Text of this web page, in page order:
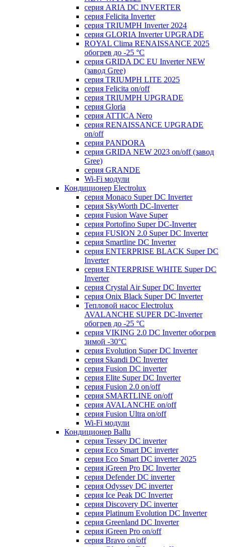
серия ARIA DC INVERTER
серия Felicita Inverter
серия TRIUMPH Inverter 2024
серия GLORIA Inverter UPGRADE
ROYAL Clima RENAISSANCE 2025
обогрев до -25 °С
серия GRIDA DC EU Inverter NEW
(завод Gree)
серия TRIUMPH LITE 2025
серия Felicita on/off
серия TRIUMPH UPGRADE
серия Gloria
серия ATTICA Nero
серия RENAISSANCE UPGRADE
on/off
серия PANDORA
серия GRIDA NEW 2023 on/off (завод
Gree)
серия GRANDE
Wi-Fi модули
Кондиционер Electrolux
серия Monaco Super DC Inverter
серия SkyWorth DC-Inverter
серия Fusion Wave Super
серия Portofino Super DC-Inverter
серия FUSION 2.0 Super DC Іnverter
серия Smartline DC Inverter
серия ENTERPRISE BLACK Super DC
Inverter
серия ENTERPRISE WHITE Super DC
Inverter
серия Crystal Air Super DC Inverter
серия Onix Black Super DC Inverter
Тепловой насос Electrolux
AVALANCHE SUPER DC-Inverter
обогрев до -25 °С
серия VIKING 2.0 DC Inverter обогрев
зимой -30°С
серия Evolution Super DC Inverter
серия Skandi DC Inverter
серия Fusion DC inverter
серия Elite Super DC Inverter
серия Fusion 2.0 on/off
серия SMARTLINE on/off
серия AVALANCHE on/off
серия Fusion Ultra on/off
Wi-Fi модули
Кондиционер Ballu
серия Tessey DC inverter
серия Eco Smart DC inverter
серия Eco Smart DC inverter 2025
серия iGreen Pro DC Inverter
серия Defender DC inverter
серия Odyssey DC inverter
серия Ice Peak DС Inverter
cерия Discovery DC inverter
серия Platinum Evolution DC Inverter
серия Greenland DC Inverter
серия iGreen Pro on/off
серия Bravo on/off